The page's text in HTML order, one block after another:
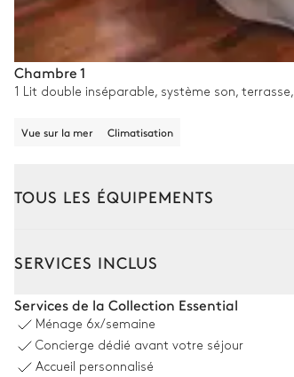
Chambre 1
1 Lit double inséparable, système son, terrasse,
Vue sur la mer Climatisation
TOUS LES ÉQUIPEMENTS
Piscine
SERVICES INCLUS
Services de la Collection Essential
Ménage 6x/semaine
Concierge dédié avant votre séjour
Accueil personnalisé